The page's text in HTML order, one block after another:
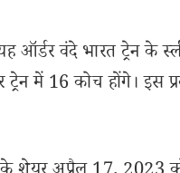
ऑर्डर वंदे भारत ट्रेन के
में 16 कोच होंगे। इस